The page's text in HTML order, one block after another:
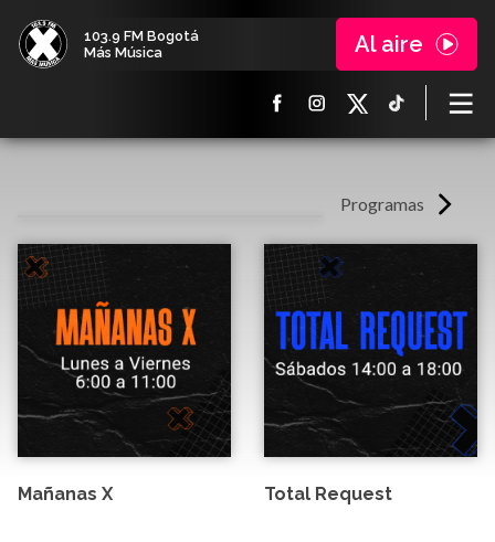
103.9 FM Bogotá
Más Música
Al aire
Programas
Mañanas X Total Request